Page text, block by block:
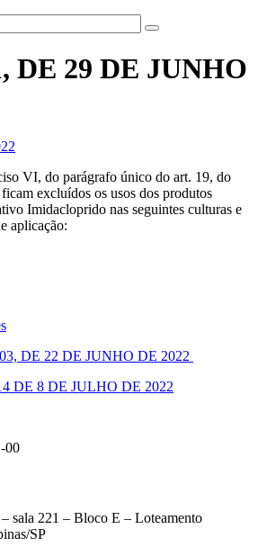
DE 29 DE JUNHO
VI, do parágrafo único do art. 19, do
excluídos os usos dos produtos
Imidacloprido nas seguintes culturas e
aplicação:
DE 22 DE JUNHO DE 2022
DE 8 DE JULHO DE 2022
00
sala 221 – Bloco E – Loteamento
SP